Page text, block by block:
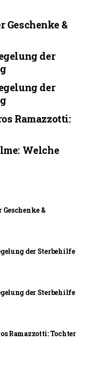
Geschenke &
der
der
Ramazzotti:
Welche
&
der Sterbehilfe
der Sterbehilfe
Ramazzotti: Tochter